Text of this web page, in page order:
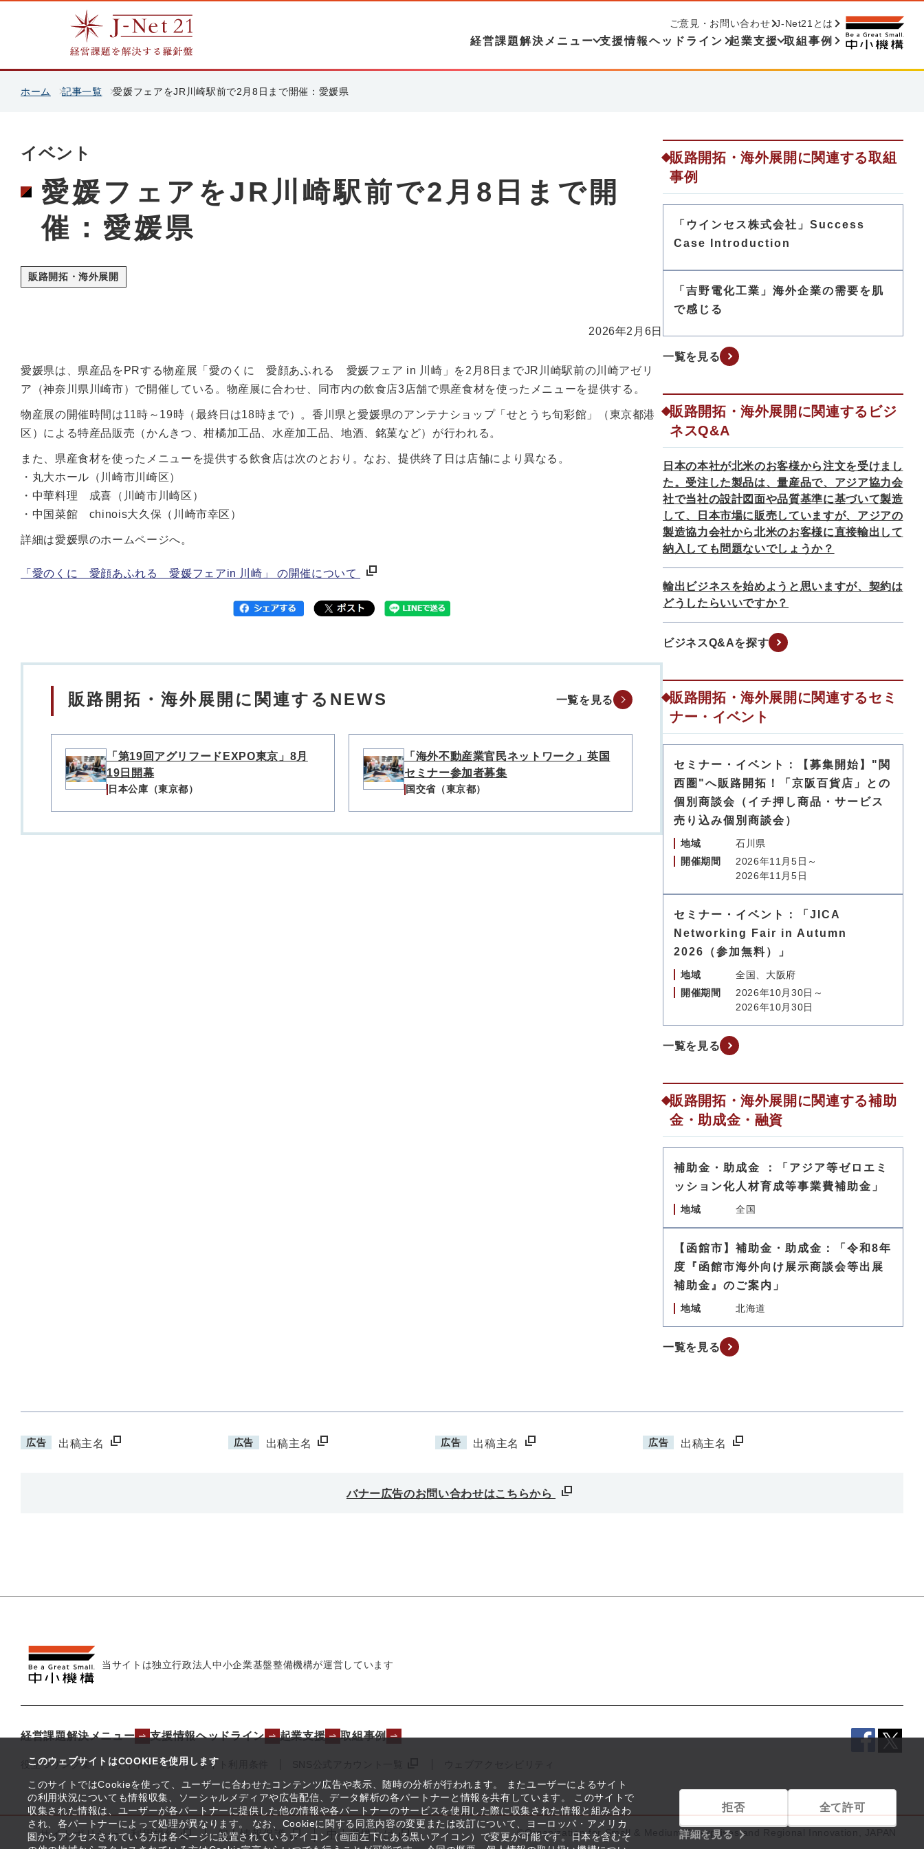
このウェブサイトはCOOKIEを使用します
このサイトではCookieを使って、ユーザーに合わせたコンテンツ広告や表示、随時の分析が行われます。 またユーザーによるサイト
の利用状況についても情報収集、ソーシャルメディアや広告配信、データ解析の各パートナーと情報を共有しています。 このサイトで
収集された情報は、ユーザーが各パートナーに提供した他の情報や各パートナーのサービスを使用した際に収集された情報と組み合わ
され、各パートナーによって処理が異なります。 なお、Cookieに関する同意内容の変更または改訂について、ヨーロッパ・アメリカ
圏からアクセスされている方は各ページに設置されているアイコン（画面左下にある黒いアイコン）で変更が可能です。日本を含むそ
拒否 全て許可
詳細を見る
経営課題解決メニュー 支援情報ヘッドライン 起業支援 取組事例
ご意見・お問い合わせ J-Net21とは
ホーム 記事一覧 愛媛フェアをJR川崎駅前で2月8日まで開催：愛媛県
イベント
愛媛フェアをJR川崎駅前で2月8日まで開
催：愛媛県
販路開拓・海外展開
2026年2月6日
愛媛県は、県産品をPRする物産展「愛のくに 愛顔あふれる 愛媛フェア in 川崎」を2月8日までJR川崎駅前の川崎アゼリ
ア（神奈川県川崎市）で開催している。物産展に合わせ、同市内の飲食店3店舗で県産食材を使ったメニューを提供する。
物産展の開催時間は11時～19時（最終日は18時まで）。香川県と愛媛県のアンテナショップ「せとうち旬彩館」（東京都港
区）による特産品販売（かんきつ、柑橘加工品、水産加工品、地酒、銘菓など）が行われる。
また、県産食材を使ったメニューを提供する飲食店は次のとおり。なお、提供終了日は店舗により異なる。
・丸大ホール（川崎市川崎区）
・中華料理 成喜（川崎市川崎区）
・中国菜館 chinois大久保（川崎市幸区）
詳細は愛媛県のホームページへ。
「愛のくに 愛顔あふれる 愛媛フェアin 川崎」 の開催について
販路開拓・海外展開に関連するNEWS 一覧を見る
「第19回アグリフードEXPO東京」8月
19日開幕
日本公庫（東京都）
「海外不動産業官民ネットワーク」英国
セミナー参加者募集
国交省（東京都）
販路開拓・海外展開に関連する取組
事例
「ウインセス株式会社」Success
Case Introduction
「吉野電化工業」海外企業の需要を肌
で感じる
一覧を見る
販路開拓・海外展開に関連するビジ
ネスQ&A
日本の本社が北米のお客様から注文を受けまし
た。受注した製品は、量産品で、アジア協力会
社で当社の設計図面や品質基準に基づいて製造
して、日本市場に販売していますが、アジアの
製造協力会社から北米のお客様に直接輸出して
納入しても問題ないでしょうか？
輸出ビジネスを始めようと思いますが、契約は
どうしたらいいですか？
ビジネスQ&Aを探す
販路開拓・海外展開に関連するセミ
ナー・イベント
セミナー・イベント：【募集開始】"関
西圏"へ販路開拓！「京阪百貨店」との
個別商談会（イチ押し商品・サービス
売り込み個別商談会）
地域
石川県
開催期間
2026年11月5日～
2026年11月5日
セミナー・イベント：「JICA
Networking Fair in Autumn
2026（参加無料）」
地域
全国、大阪府
開催期間
2026年10月30日～
2026年10月30日
一覧を見る
販路開拓・海外展開に関連する補助
金・助成金・融資
補助金・助成金 ：「アジア等ゼロエミ
ッション化人材育成等事業費補助金」
地域 全国
【函館市】補助金・助成金：「令和8年
度『函館市海外向け展示商談会等出展
補助金』のご案内」
地域 北海道
一覧を見る
広告 出稿主名 広告 出稿主名 広告 出稿主名 広告 出稿主名
バナー広告のお問い合わせはこちらから
当サイトは独立行政法人中小企業基盤整備機構が運営しています
経営課題解決メニュー 支援情報ヘッドライン 起業支援 取組事例
役立つリンク集 サイトマップ サイト利用条件
サイトポリシー・利用規約 個人情報保護 中小機構とは ©Organization for Small & Medium Enterprises and Regional Innovation, JAPAN